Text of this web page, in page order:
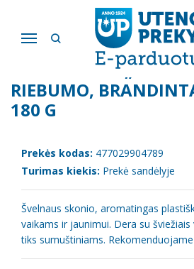
Navigacija
Kietas sūris „Džiugas“ 40% riebumo,
KIETAS SŪRIS
RIEBUMO,
180 G
Prekės kodas: 477029904789
Turimas kiekis: Prekė sandėlyje
Švelnaus skonio, aromatingas
vaikams ir jaunimui. Dera su
tiks sumuštiniams.